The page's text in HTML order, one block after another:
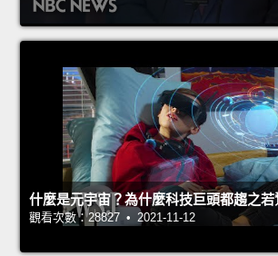
什麼是元宇宙？為什麼科技巨頭都趨之若
觀看次數：28827 • 2021-11-12